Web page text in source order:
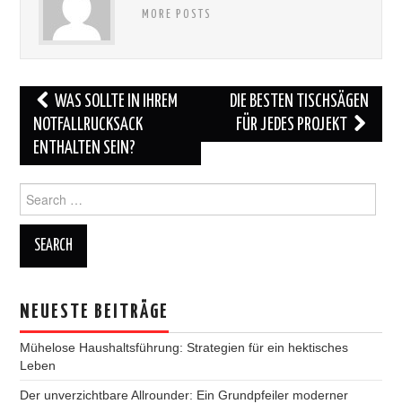
MORE POSTS
Post
navigation
WAS SOLLTE IN IHREM
NOTFALLRUCKSACK
ENTHALTEN SEIN?
DIE BESTEN TISCHSÄGEN
FÜR JEDES PROJEKT
for:
NEUESTE BEITRÄGE
Mühelose Haushaltsführung: Strategien für ein hektisches
Leben
Der unverzichtbare Allrounder: Ein Grundpfeiler moderner